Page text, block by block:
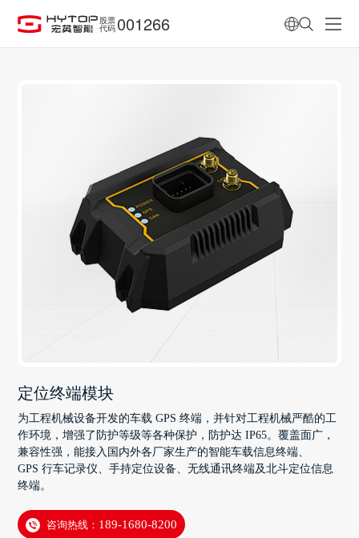
股票
代码 001266
定位终端模块
为工程机械设备开发的车载 GPS 终端，并针对工程机械严酷的工
作环境，增强了防护等级等各种保护，防护达 IP65。覆盖面广，
兼容性强，能接入国内外各厂家生产的智能车载信息终端、
GPS 行车记录仪、手持定位设备、无线通讯终端及北斗定位信息
终端。
咨询热线： 189-1680-8200